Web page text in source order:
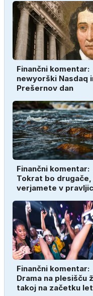
Finančni komentar:
newyorški Nasdaq
Prešernov dan
Finančni komentar:
Tokrat bo drugače,
verjamete v
Finančni komentar:
Drama na plesišču
takoj na začetku